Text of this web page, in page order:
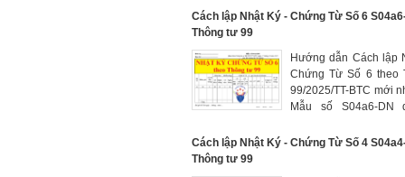
liệu và công cụ, dụng
toán trong hạch toán
liệu
Cách lập Nhật Ký - Chứng Từ Số 6
Thông tư 99
Hướng dẫn Cách lập
Chứng Từ Số 6 theo
99/2025/TT-BTC mới
Mẫu số S04a6-DN
TK 151 "Hàng
Cách lập Nhật Ký - Chứng Từ Số 4
Thông tư 99